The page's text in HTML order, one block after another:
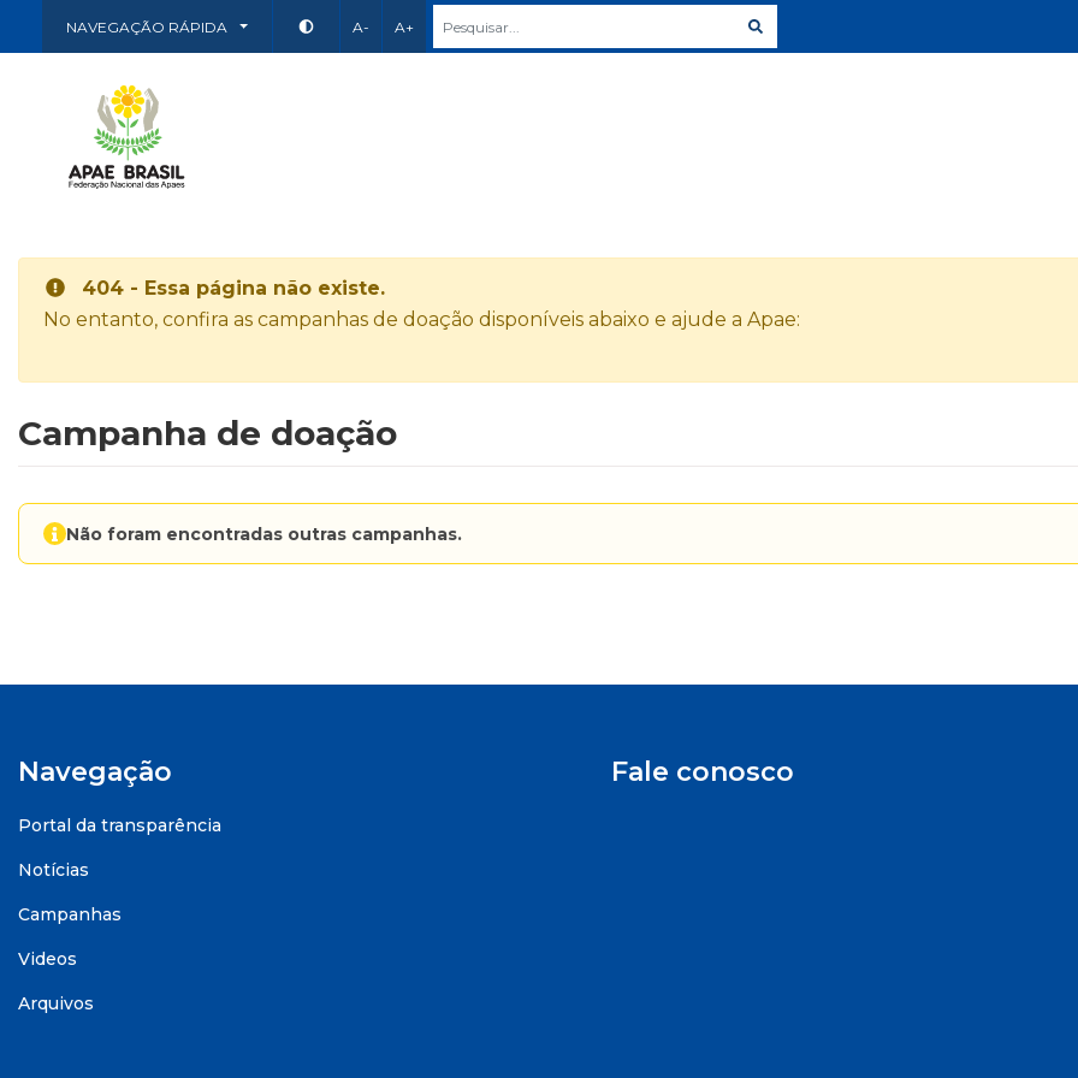
NAVEGAÇÃO RÁPIDA A- A+
404 - Essa página não existe.
No entanto, confira as campanhas de doação disponíveis abaixo e ajude a Apae:
Campanha de doação
Não foram encontradas outras campanhas.
Navegação
Portal da transparência
Notícias
Campanhas
Videos
Arquivos
Fale conosco